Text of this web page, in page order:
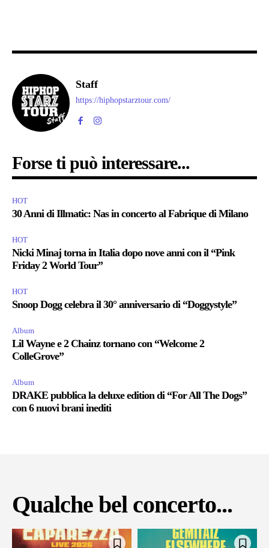
Staff
https://hiphopstarztour.com/
Forse ti può interessare...
HOT
30 Anni di Illmatic: Nas in concerto al Fabrique di Milano
HOT
Nicki Minaj torna in Italia dopo nove anni con il “Pink
Friday 2 World Tour”
HOT
Snoop Dogg celebra il 30° anniversario di “Doggystyle”
Album
Lil Wayne e 2 Chainz tornano con “Welcome 2
ColleGrove”
Album
DRAKE pubblica la deluxe edition di “For All The Dogs”
con 6 nuovi brani inediti
Qualche bel concerto...